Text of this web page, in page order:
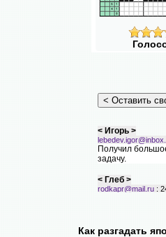
< Игорь >
Получил
задачу.
< Глеб >
rodkapr@mail.ru :
Как разгадать